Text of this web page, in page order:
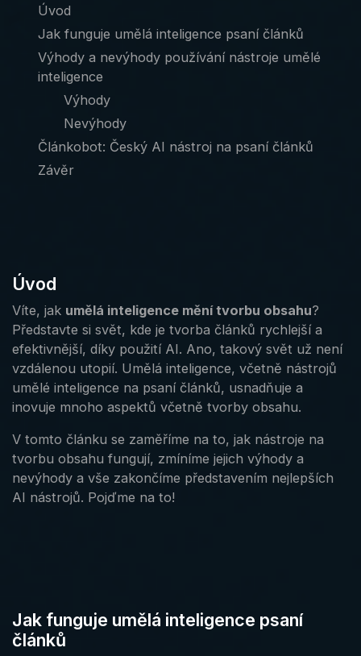
Úvod
Jak funguje umělá inteligence psaní článků
Výhody a nevýhody používání nástroje umělé
inteligence
Výhody
Nevýhody
Článkobot: Český AI nástroj na psaní článků
Závěr
Úvod
Víte, jak umělá inteligence mění tvorbu obsahu?
Představte si svět, kde je tvorba článků rychlejší a
efektivnější, díky použití AI. Ano, takový svět už není
vzdálenou utopií. Umělá inteligence, včetně nástrojů
umělé inteligence na psaní článků, usnadňuje a
inovuje mnoho aspektů včetně tvorby obsahu.
V tomto článku se zaměříme na to, jak nástroje na
tvorbu obsahu fungují, zmíníme jejich výhody a
nevýhody a vše zakončíme představením nejlepších
AI nástrojů. Pojďme na to!
Jak funguje umělá inteligence psaní
článků